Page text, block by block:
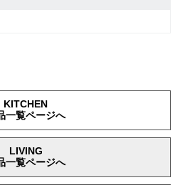
KITCHEN
一覧ページへ
LIVING
一覧ページへ